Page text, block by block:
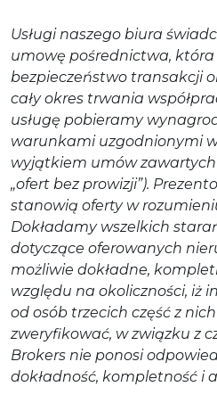
Usługi naszego biura
umowę pośrednictwa,
bezpieczeństwo transakcji
cały okres trwania
usługę pobieramy
warunkami uzgodnionymi
wyjątkiem umów
„ofert bez prowizji”).
stanowią oferty w
Dokładamy wszelkich
dotyczące oferowanych
możliwie dokładne,
względu na okoliczności, iż
od osób trzecich część z
zweryfikować, w związku z
Brokers nie ponosi
dokładność, kompletność i